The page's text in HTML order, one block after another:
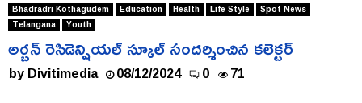
Bhadradri Kothagudem Education Health Life Style
Spot News
Telangana
Youth
అర్బన్ రెసిడెన్షియల్ స్కూల్ సందర్శించిన కలెక్టర్
byDivitimedia 08/12/2024 0 71